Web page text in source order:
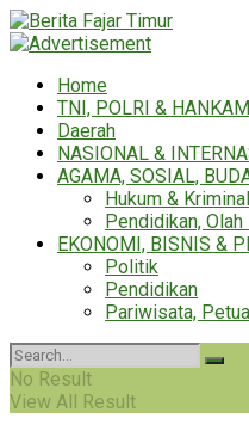
Home
TNI, POLRI & HANKAM
Daerah
NASIONAL &
AGAMA, SOSIAL,
Hukum & Kriminal
Pendidikan,
EKONOMI, BISNIS &
Politik
Pendidikan
Pariwisata,
No Result
View All Result